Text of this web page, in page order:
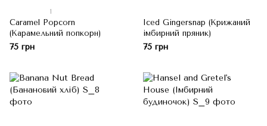
1
Caramel Popcorn
(Карамельний попкорн)
75 грн
Iced Gingersnap (Крижаний
імбирний пряник)
75 грн